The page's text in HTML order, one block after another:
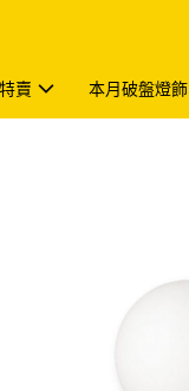
賣 本月破盤燈飾